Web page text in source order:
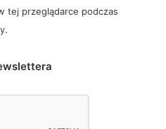
tej przeglądarce podczas